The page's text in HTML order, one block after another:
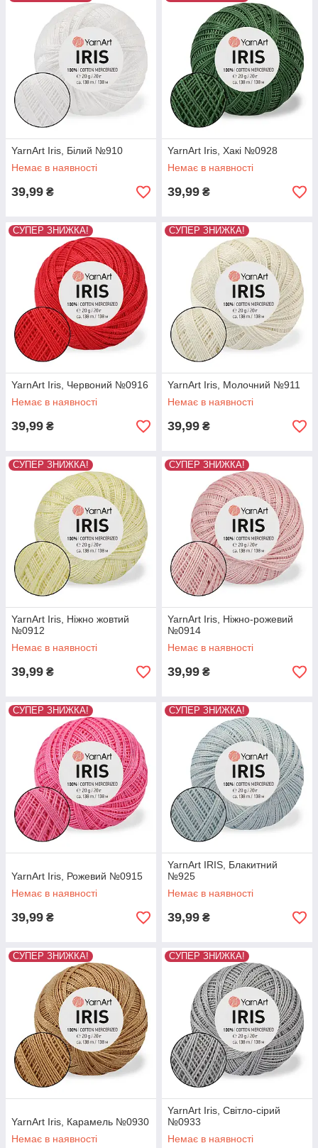
YarnArt Iris, Білий №910
Немає в наявності
39,99 ₴
YarnArt Iris, Хакі №0928
Немає в наявності
39,99 ₴
СУПЕР ЗНИЖКА!
YarnArt Iris, Червоний №0916
Немає в наявності
39,99 ₴
СУПЕР ЗНИЖКА!
YarnArt Iris, Молочний №911
Немає в наявності
39,99 ₴
СУПЕР ЗНИЖКА!
YarnArt Iris, Ніжно жовтий
№0912
Немає в наявності
39,99 ₴
СУПЕР ЗНИЖКА!
YarnArt Iris, Ніжно-рожевий
№0914
Немає в наявності
39,99 ₴
СУПЕР ЗНИЖКА!
YarnArt Iris, Рожевий №0915
Немає в наявності
39,99 ₴
СУПЕР ЗНИЖКА!
YarnArt IRIS, Блакитний
№925
Немає в наявності
39,99 ₴
СУПЕР ЗНИЖКА!
YarnArt Iris, Карамель №0930
Немає в наявності
СУПЕР ЗНИЖКА!
YarnArt Iris, Світло-сірий
№0933
Немає в наявності